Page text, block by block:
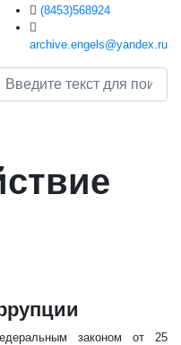
(8453)568924
archive.engels@yandex.ru
законом от 25